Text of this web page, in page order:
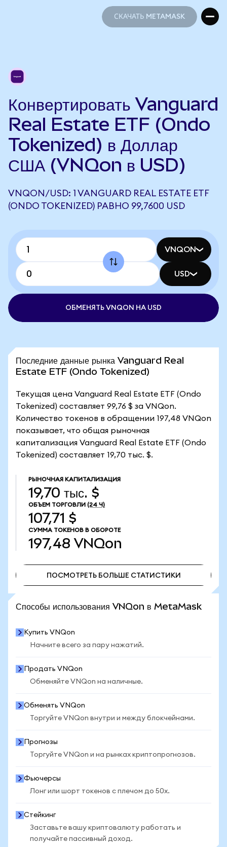
СКАЧАТЬ METAMASK
Конвертировать Vanguard
Real Estate ETF (Ondo
Tokenized) в Доллар
США (VNQon в USD)
VNQON/USD: 1 VANGUARD REAL ESTATE ETF
(ONDO TOKENIZED) РАВНО 99,7600 USD
VNQON
USD
ОБМЕНЯТЬ VNQON НА USD
Последние данные рынка Vanguard Real
Estate ETF (Ondo Tokenized)
Текущая цена Vanguard Real Estate ETF (Ondo
Tokenized) составляет 99,76 $ за VNQon.
Количество токенов в обращении 197,48 VNQon
показывает, что общая рыночная
капитализация Vanguard Real Estate ETF (Ondo
Tokenized) составляет 19,70 тыс. $.
РЫНОЧНАЯ КАПИТАЛИЗАЦИЯ
19,70 тыс. $
ОБЪЕМ ТОРГОВЛИ (24 Ч)
107,71 $
СУММА ТОКЕНОВ В ОБОРОТЕ
197,48 VNQon
ПОСМОТРЕТЬ БОЛЬШЕ СТАТИСТИКИ
Способы использования VNQon в MetaMask
Купить VNQon
Начните всего за пару нажатий.
Продать VNQon
Обменяйте VNQon на наличные.
Обменять VNQon
Торгуйте VNQon внутри и между блокчейнами.
Прогнозы
Торгуйте VNQon и на рынках криптопрогнозов.
Фьючерсы
Лонг или шорт токенов с плечом до 50x.
Стейкинг
Заставьте вашу криптовалюту работать и
получайте пассивный доход.